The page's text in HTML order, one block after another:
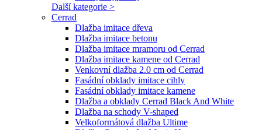
Další kategorie >
Cerrad
Dlažba imitace dřeva
Dlažba imitace betonu
Dlažba imitace mramoru od Cerrad
Dlažba imitace kamene od Cerrad
Venkovní dlažba 2.0 cm od Cerrad
Fasádní obklady imitace cihly
Fasádní obklady imitace kamene
Dlažba a obklady Cerrad Black And White
Dlažba na schody V-shaped
Velkoformátová dlažba Ultime